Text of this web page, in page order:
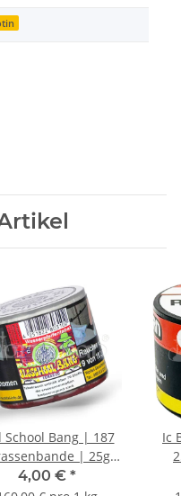
School Bang | 187
| 25g
Shisha Tabak
4,00 € *
Ic